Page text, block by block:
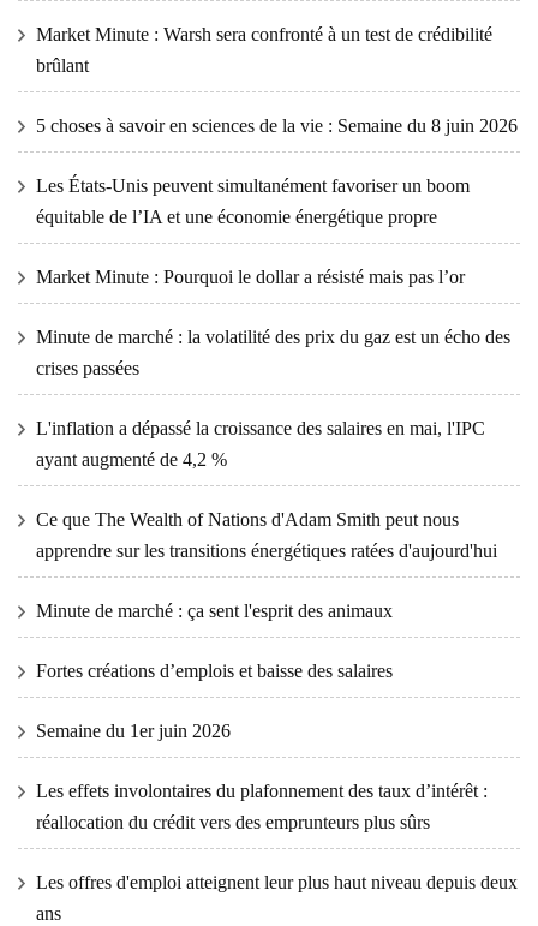
Market Minute : Warsh sera confronté à un test de crédibilité
brûlant
5 choses à savoir en sciences de la vie : Semaine du 8 juin 2026
Les États-Unis peuvent simultanément favoriser un boom
équitable de l’IA et une économie énergétique propre
Market Minute : Pourquoi le dollar a résisté mais pas l’or
Minute de marché : la volatilité des prix du gaz est un écho des
crises passées
L'inflation a dépassé la croissance des salaires en mai, l'IPC
ayant augmenté de 4,2 %
Ce que The Wealth of Nations d'Adam Smith peut nous
apprendre sur les transitions énergétiques ratées d'aujourd'hui
Minute de marché : ça sent l'esprit des animaux
Fortes créations d’emplois et baisse des salaires
Semaine du 1er juin 2026
Les effets involontaires du plafonnement des taux d’intérêt :
réallocation du crédit vers des emprunteurs plus sûrs
Les offres d'emploi atteignent leur plus haut niveau depuis deux
ans